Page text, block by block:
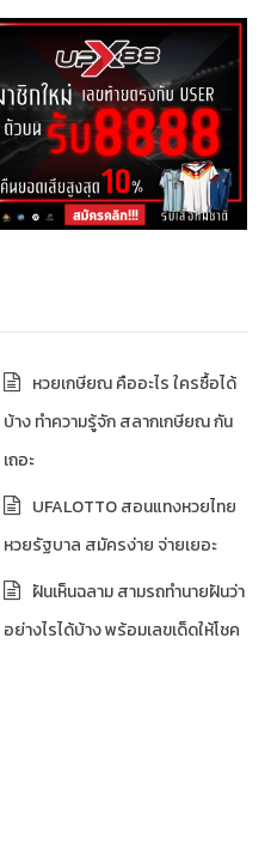
หวยเกษียณ คืออะไร ใครซื้อได้
บ้าง ทำความรู้จัก สลากเกษียณ กัน
เถอะ
UFALOTTO สอนแทงหวยไทย
หวยรัฐบาล สมัครง่าย จ่ายเยอะ
ฝันเห็นฉลาม สามรถทำนายฝันว่า
อย่างไรได้บ้าง พร้อมเลขเด็ดให้โชค